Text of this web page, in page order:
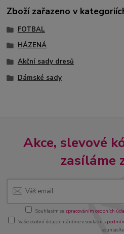
Zboží zařazeno v
FOTBAL
HÁZENÁ
Akční sady dresů
Dámské sady
Akce, slevové
zasíláme
Souhlasím se zpracováním osobních
Vaše osobní údaje chráníme v souladu s